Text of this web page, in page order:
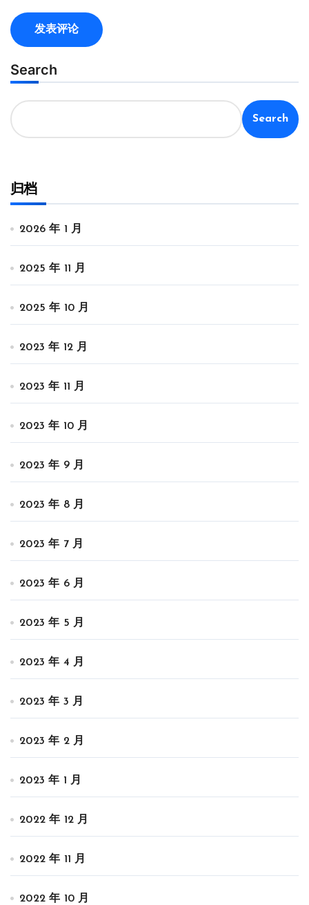
Search
Search
归档
2026 年 1 月
2025 年 11 月
2025 年 10 月
2023 年 12 月
2023 年 11 月
2023 年 10 月
2023 年 9 月
2023 年 8 月
2023 年 7 月
2023 年 6 月
2023 年 5 月
2023 年 4 月
2023 年 3 月
2023 年 2 月
2023 年 1 月
2022 年 12 月
2022 年 11 月
2022 年 10 月